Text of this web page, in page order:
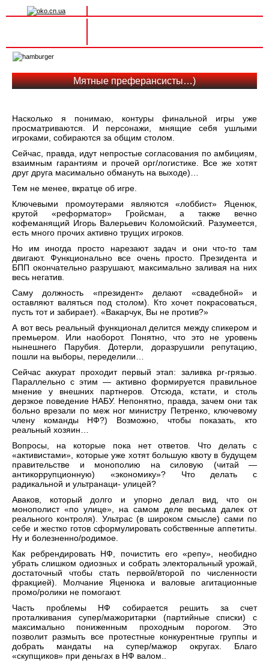
navigation
Мятные преферансисты…)
Насколько я понимаю, контуры финальной игры уже
просматриваются. И персонажи, мнящие себя ушлыми
игроками, собираются за общим столом.
Сейчас, правда, идут непростые согласования по амбициям,
взаимным гарантиям и прочей орг/логистике. Все же хотят
друг друга масимально обмануть на выходе)…
Тем не менее, вкратце об игре.
Ключевыми промоутерами являются «лоббист» Яценюк,
крутой «реформатор» Гройсман, а также вечно
кофеманящий Игорь Валерьевич Коломойский. Разумеется,
есть много прочих активно трущих игроков.
Но им иногда просто нарезают задач и они что-то там
двигают. Функционально все очень просто. Президента и
БПП окончательно разрушают, максимально заливая на них
весь негатив.
Саму должность «президент» делают «свадебной» и
оставляют валяться под столом). Кто хочет покрасоваться,
пусть тот и забирает). «Вакарчук, Вы не против?»
А вот весь реальный функционал делится между спикером и
премьером. Или наоборот. Понятно, что это не уровень
нынешнего Парубия. Дотерли, доразрушили репутацию,
пошли на выборы, переделили…
Сейчас аккурат проходит первый этап: заливка pr-грязью.
Параллельно с этим — активно формируется правильное
мнение у внешних партнеров. Отсюда, кстати, и столь
дерзкое поведение НАБУ. Непонятно, правда, зачем они так
больно врезали по меж ног министру Петренко, ключевому
члену команды НФ?) Возможно, чтобы показать, кто
реальный хозяин…
Вопросы, на которые пока нет ответов. Что делать с
«активистами», которые уже хотят большую квоту в будущем
правительстве и монополию на силовую (читай —
антикоррупционную) «экономику»? Что делать с
радикальной и ультранаци- улицей?
Аваков, который долго и упорно делал вид, что он
монополист «по улице», на самом деле весьма далек от
реального контроля). Ультрас (в широком смысле) сами по
себе и жестко готов сформулировать собственные аппетиты.
Ну и болезненно/родимое.
Как ребрендировать НФ, почистить его «репу», необидно
убрать слишком одиозных и собрать электоральный урожай,
достаточный чтобы стать первой/второй по численности
фракцией). Молчание Яценюка и валовые агитационные
промо/ролики не помогают.
Часть проблемы НФ собирается решить за счет
проталкивания супер/мажоритарки (партийные списки) с
максимально пониженным проходным порогом. Это
позволит размыть все протестные конкурентные группы и
добрать мандаты на супер/мажор округах. Благо
«скупщиков» при деньгах в НФ валом..